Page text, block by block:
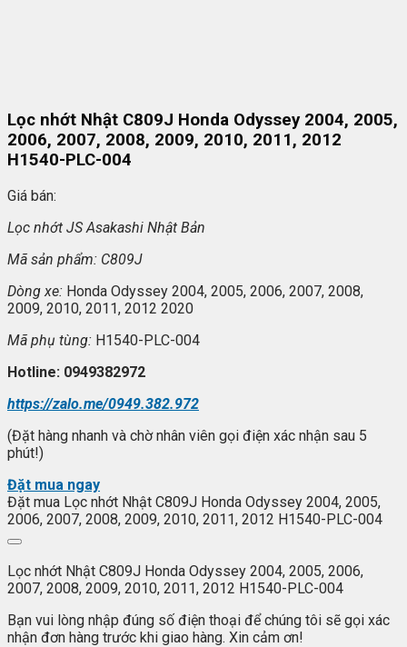
Lọc nhớt Nhật C809J Honda Odyssey 2004, 2005,
2006, 2007, 2008, 2009, 2010, 2011, 2012
H1540-PLC-004
Giá bán:
Lọc nhớt JS Asakashi Nhật Bản
Mã sản phẩm: C809J
Dòng xe: Honda Odyssey 2004, 2005, 2006, 2007, 2008,
2009, 2010, 2011, 2012 2020
Mã phụ tùng: H1540-PLC-004
Hotline: 0949382972
https://zalo.me/0949.382.972
(Đặt hàng nhanh và chờ nhân viên gọi điện xác nhận sau 5
phút!)
Đặt mua ngay
Đặt mua Lọc nhớt Nhật C809J Honda Odyssey 2004, 2005,
2006, 2007, 2008, 2009, 2010, 2011, 2012 H1540-PLC-004
Lọc nhớt Nhật C809J Honda Odyssey 2004, 2005, 2006,
2007, 2008, 2009, 2010, 2011, 2012 H1540-PLC-004
Bạn vui lòng nhập đúng số điện thoại để chúng tôi sẽ gọi xác
nhận đơn hàng trước khi giao hàng. Xin cảm ơn!